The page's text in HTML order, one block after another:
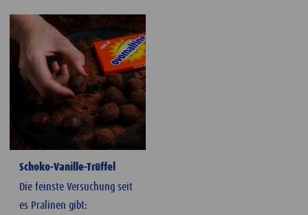
Schoko-Vanille-Trüffel
Die feinste Versuchung seit
es Pralinen gibt: